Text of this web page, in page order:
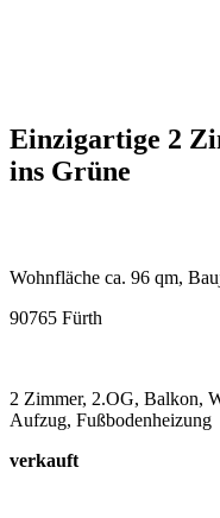
Einzigartige 2
ins Grüne
Wohnfläche ca. 96 qm,
90765 Fürth
2 Zimmer, 2.OG, Balkon,
Aufzug, Fußbodenheizung
verkauft